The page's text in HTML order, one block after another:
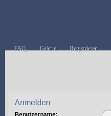
FAQ Galerie Registrieren
Anmelden
Benutzername: